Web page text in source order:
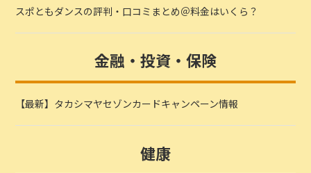
スポともダンスの評判・口コミまとめ＠料金はいくら？
金融・投資・保険
【最新】タカシマヤセゾンカードキャンペーン情報
健康